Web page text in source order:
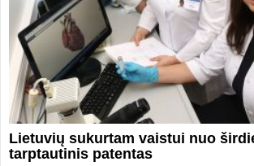
Lietuvių sukurtam vaistui nuo
tarptautinis patentas